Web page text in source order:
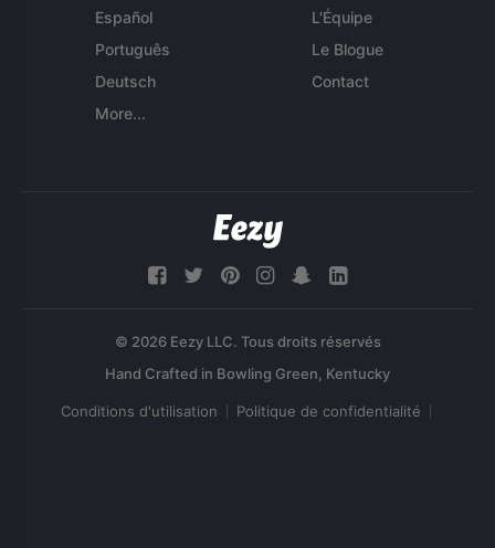
Español
Português
Deutsch
More...
L'Équipe
Le Blogue
Contact
© 2026 Eezy LLC. Tous droits réservés
Conditions d'utilisation Politique de confidentialité